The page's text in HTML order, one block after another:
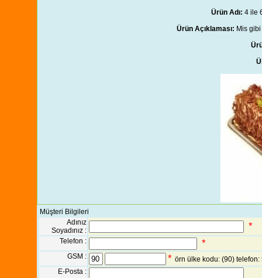
Ürün Adı: 4 ile
Ürün Açıklaması: Mis
Müşteri Bilgileri
Adınız
Soyadınız :
*
Telefon : *
GSM : * örn ülke kodu: (90)
E-Posta :